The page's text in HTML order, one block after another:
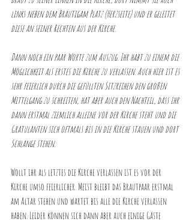
links neben dem Bräutigam Platz (Herzseite) und er geleitet
diese an seiner Rechten aus der Kirche.
Dann noch ein paar Worte zum Auszug. Ihr habt zu einem die
Möglichkeit als erstes die Kirche zu verlassen. Auch hier ist es
sehr feierlich durch die gefüllten Sitzreihen den großen
Mittelgang zu schreiten, hat aber auch den Nachteil, dass ihr
dann erstmal ziemlich alleine vor der Kirche steht und die
Gratulanten sich oftmals bis in die Kirche stauen und dort
Schlange stehen.
Wollt ihr als letztes die Kirche verlassen ist es vor der
Kirche umso feierlicher. Meist bleibt das Brautpaar erstmal
am Altar stehen und wartet bis alle die Kirche verlassen
haben. Leider können sich dann aber auch einige Gäste